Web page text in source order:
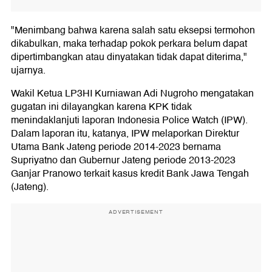
"Menimbang bahwa karena salah satu eksepsi termohon
dikabulkan, maka terhadap pokok perkara belum dapat
dipertimbangkan atau dinyatakan tidak dapat diterima,"
ujarnya.
Wakil Ketua LP3HI Kurniawan Adi Nugroho mengatakan
gugatan ini dilayangkan karena KPK tidak
menindaklanjuti laporan Indonesia Police Watch (IPW).
Dalam laporan itu, katanya, IPW melaporkan Direktur
Utama Bank Jateng periode 2014-2023 bernama
Supriyatno dan Gubernur Jateng periode 2013-2023
Ganjar Pranowo terkait kasus kredit Bank Jawa Tengah
(Jateng).
ADVERTISEMENT